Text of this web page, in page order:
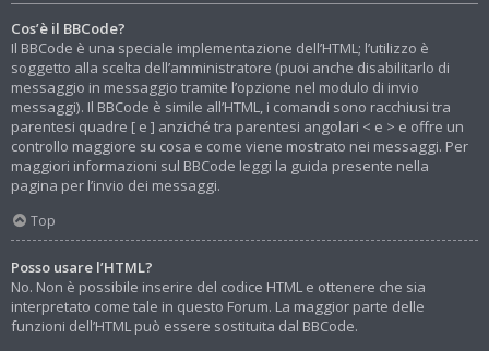
Cos’è il BBCode?
Il BBCode è una speciale implementazione dell’HTML; l’utilizzo è
soggetto alla scelta dell’amministratore (puoi anche disabilitarlo di
messaggio in messaggio tramite l’opzione nel modulo di invio
messaggi). Il BBCode è simile all’HTML, i comandi sono racchiusi tra
parentesi quadre [ e ] anziché tra parentesi angolari < e > e offre un
controllo maggiore su cosa e come viene mostrato nei messaggi. Per
maggiori informazioni sul BBCode leggi la guida presente nella
pagina per l’invio dei messaggi.
Top
Posso usare l’HTML?
No. Non è possibile inserire del codice HTML e ottenere che sia
interpretato come tale in questo Forum. La maggior parte delle
funzioni dell’HTML può essere sostituita dal BBCode.